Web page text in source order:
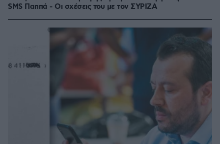
SMS Παππά - Οι σχέσεις του με τον ΣΥΡΙΖΑ